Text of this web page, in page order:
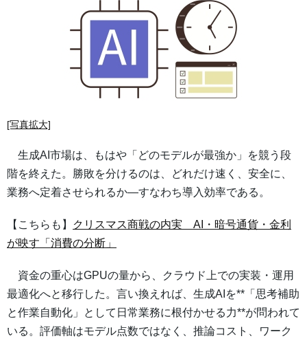
[写真拡大]
生成AI市場は、もはや「どのモデルが最強か」を競う段
階を終えた。勝敗を分けるのは、どれだけ速く、安全に、
業務へ定着させられるか—すなわち導入効率である。
【こちらも】
クリスマス商戦の内実 AI・暗号通貨・金利
が映す「消費の分断」
資金の重心はGPUの量から、クラウド上での実装・運用
最適化へと移行した。言い換えれば、生成AIを**「思考補助
と作業自動化」として日常業務に根付かせる力**が問われて
いる。評価軸はモデル点数ではなく、推論コスト、ワーク